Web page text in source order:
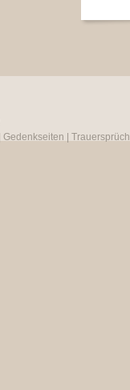
Gedenkseiten